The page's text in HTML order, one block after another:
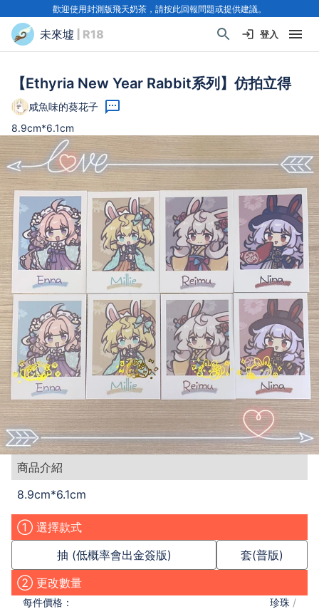
歡迎使用封測版飛天奶茶，請按此回報問題或提供建議。
未來墟 | R18 登入
【Ethyria New Year Rabbit系列】仿拍立得
咸魚味的葵花子
8.9cm*6.1cm
商品介紹
8.9cm*6.1cm
① 選擇款式
抽 (低概率會出金簽版)
套(普版)
② 更改數量
每件價格： 珍珠 /